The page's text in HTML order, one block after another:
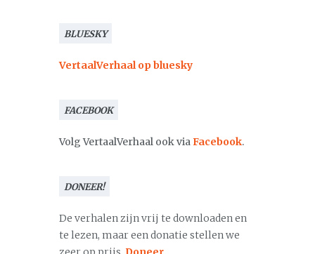
BLUESKY
VertaalVerhaal op bluesky
FACEBOOK
Volg VertaalVerhaal ook viaFacebook.
DONEER!
De verhalen zijn vrij te downloaden en
te lezen, maar een donatie stellen we